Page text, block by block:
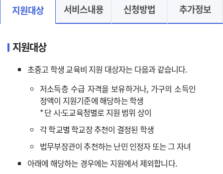
지원대상 서비스내용 신청방법 추가정보
지원대상
초중고 학생 교육비 지원 대상자는 다음과 같습니다.
저소득층 수급 자격을 보유하거나, 가구의 소득인
정액이 지원기준에 해당하는 학생
* 단 시·도교육청별로 지원 범위 상이
각 학교별 학교장 추천이 결정된 학생
법무부장관이 추천하는 난민 인정자 또는 그 자녀
아래에 해당하는 경우에는 지원에서 제외합니다.